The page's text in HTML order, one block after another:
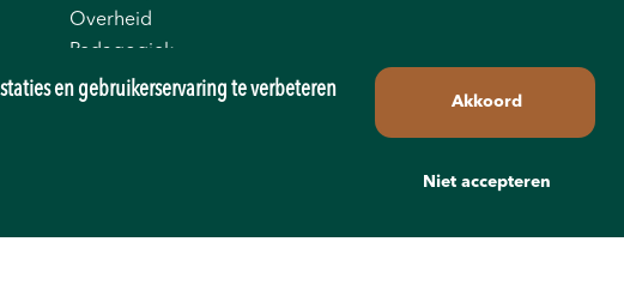
Overheid
Pedagogiek
Productie
Wellness
en gebruikerservaring te verbeteren
Akkoord
Niet accepteren